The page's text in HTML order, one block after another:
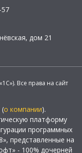
дом 21
Все права на сайт
о компании).
платформу
программных
представленные на
- 100% дочерней